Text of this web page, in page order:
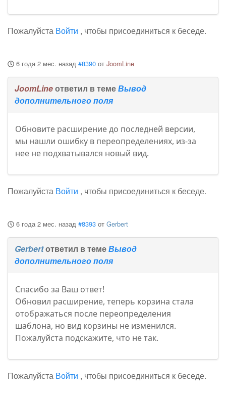
Пожалуйста Войти , чтобы присоединиться к беседе.
6 года 2 мес. назад #8390 от JoomLine
JoomLineответил в темеВывод
дополнительного поля
Обновите расширение до последней версии,
мы нашли ошибку в переопределениях, из-за
нее не подхватывался новый вид.
Пожалуйста Войти , чтобы присоединиться к беседе.
6 года 2 мес. назад #8393 от Gerbert
Gerbertответил в темеВывод
дополнительного поля
Спасибо за Ваш ответ!
Обновил расширение, теперь корзина стала
отображаться после переопределения
шаблона, но вид корзины не изменился.
Пожалуйста подскажите, что не так.
Пожалуйста Войти , чтобы присоединиться к беседе.